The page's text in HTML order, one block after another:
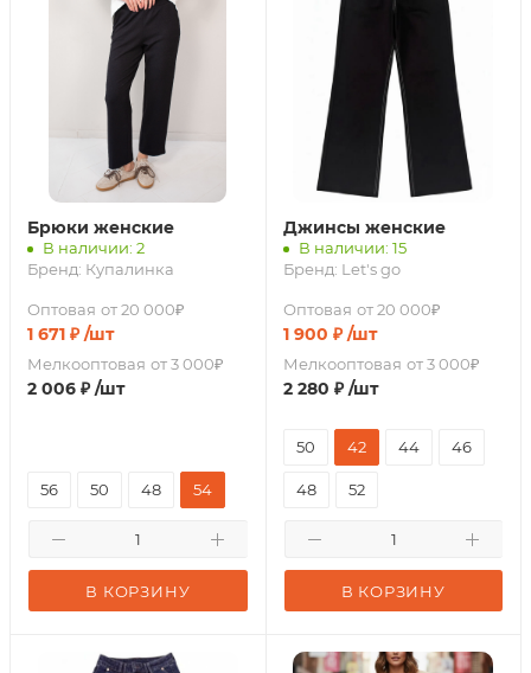
Брюки женские
В наличии: 2
Бренд: Купалинка
Оптовая от 20 000₽
1 671 ₽ /шт
Мелкооптовая от 3 000₽
2 006 ₽ /шт
В КОРЗИНУ
56 50 48 54
Джинсы женские
В наличии: 15
Бренд: Let's go
Оптовая от 20 000₽
1 900 ₽ /шт
Мелкооптовая от 3 000₽
2 280 ₽ /шт
В КОРЗИНУ
50 42 44 46
48 52